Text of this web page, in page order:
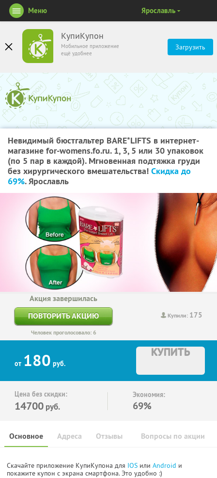
КупиКупон
Мобильное приложение
ещё удобнее
Загрузить
Меню Ярославль
Невидимый бюстгальтер BARE*LIFTS в интернет-
магазине for-womens.fo.ru. 1, 3, 5 или 30 упаковок
(по 5 пар в каждой). Мгновенная подтяжка груди
без хирургического вмешательства! Скидка до
69%. Ярославль
Купили: 175
Акция завершилась
ПОВТОРИТЬ АКЦИЮ
Человек проголосовало: 6
от 180 руб.
КУПИТЬ
Цена без скидки:
14700 руб.
Экономия:
69%
Основное Отзывы Вопросы по акции
Адреса
Скачайте приложение КупиКупона для IOS или Android и
покажите купон с экрана смартфона. Это удобно :)